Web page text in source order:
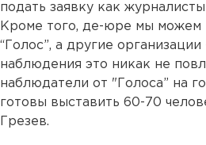
подать заявку как
Кроме того, де-юре мы можем
“Голос”, а другие организации
наблюдения это никак не
наблюдатели от "Голоса” на
готовы выставить 60-70
Грезев.